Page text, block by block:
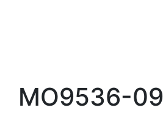
MO9536-09